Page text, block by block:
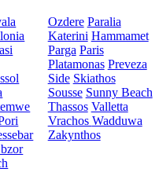
Ozdere Paralia
Katerini Hammamet
Parga Paris
Platamonas Preveza
Side Skiathos
Sousse Sunny Beach
Thassos Valletta
Vrachos Wadduwa
Zakynthos